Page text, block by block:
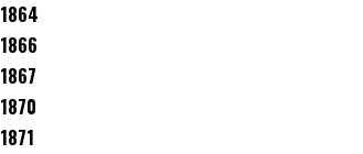
1864
1866
1867
1870
1871